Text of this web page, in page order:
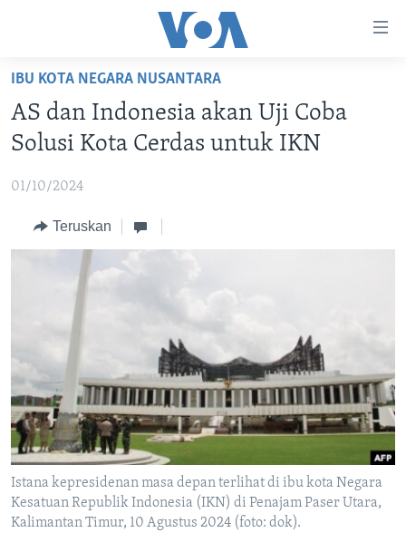
Akses
Lanjut
ke
Konten
Lanjut
Pencarian
BERANDA
DUNIA
POLYGRAPH
DAFTAR PROGRAM
Learning English
IKUTI KAMI
Bahasa-bahasa
IBU KOTA NEGARA NUSANTARA
AS dan Indonesia akan Uji Coba
Solusi Kota Cerdas untuk IKN
01/10/2024
Teruskan
Istana kepresidenan masa depan terlihat di ibu kota Negara
Kesatuan Republik Indonesia (IKN) di Penajam Paser Utara,
Kalimantan Timur, 10 Agustus 2024 (foto: dok).